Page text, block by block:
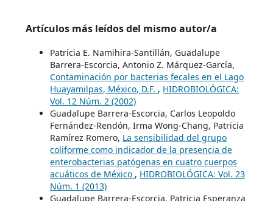
Artículos más leídos del mismo autor/a
Patricia E. Namihira-Santillán, Guadalupe
Barrera-Escorcia, Antonio Z. Márquez-García,
Contaminación por bacterias fecales en el Lago
Huayamilpas, México, D.F. , HIDROBIOLÓGICA:
Vol. 12 Núm. 2 (2002)
Guadalupe Barrera-Escorcia, Carlos Leopoldo
Fernández-Rendón, Irma Wong-Chang, Patricia
Ramírez Romero, La sensibilidad del grupo
coliforme como indicador de la presencia de
enterobacterias patógenas en cuatro cuerpos
acuáticos de México , HIDROBIOLÓGICA: Vol. 23
Núm. 1 (2013)
Guadalupe Barrera-Escorcia, Patricia Esperanza